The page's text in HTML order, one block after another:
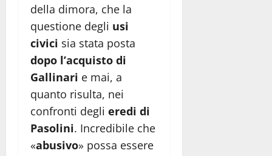
della dimora, che la
questione degli usi
civici sia stata posta
dopo l’acquisto di
Gallinari e mai, a
quanto risulta, nei
confronti degli eredi di
Pasolini. Incredibile che
«abusivo» possa essere